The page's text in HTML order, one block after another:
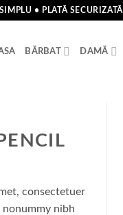
• PLATĂ SECURIZATĂ
BĂRBAT DAMĂ
consectetuer
nonummy nibh